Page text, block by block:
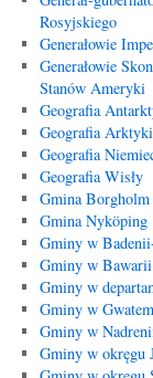
Rosyjskiego
Generałowie
Generałowie
Stanów Ameryki
Geografia
Geografia Arktyki
Geografia
Geografia Wisły
Gmina Borgholm
Gmina Nyköping
Gminy w
Gminy w Bawarii
Gminy w
Gminy w
Gminy w
Gminy w okręgu